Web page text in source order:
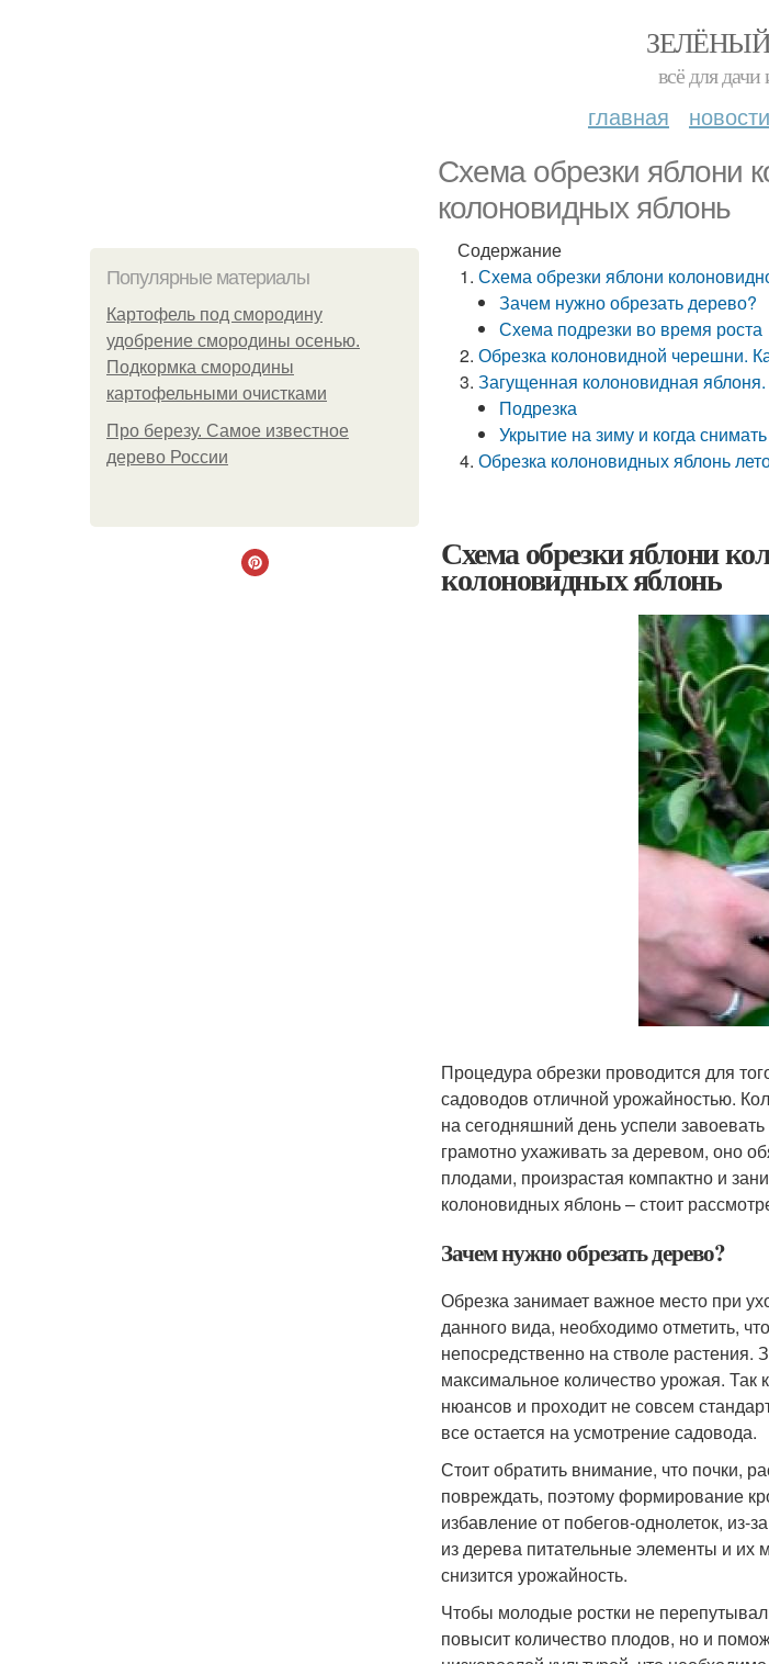
всё для дачи
главная новости
Схема обрезки яблони
колоновидных яблонь
Популярные материалы
Картофель под смородину
удобрение смородины осенью.
Подкормка смородины
картофельными очистками
Про березу. Самое известное
дерево России
Содержание
Схема обрезки яблони
Зачем нужно обрезать дерево?
Схема подрезки во время роста
Обрезка колоновидной черешни.
Загущенная колоновидная
Подрезка
Укрытие на зиму и когда снимать
Обрезка колоновидных яблонь
Схема обрезки яблони
колоновидных яблонь
Процедура обрезки проводится для
садоводов отличной урожайностью.
на сегодняшний день успели
грамотно ухаживать за деревом, оно
плодами, произрастая компактно и
колоновидных яблонь – стоит
Зачем нужно обрезать дерево?
Обрезка занимает важное место при
данного вида, необходимо отметить,
непосредственно на стволе растения.
максимальное количество урожая. Так
нюансов и проходит не совсем
все остается на усмотрение садовода.
Стоит обратить внимание, что почки,
повреждать, поэтому формирование
избавление от побегов-однолеток, из-
из дерева питательные элементы и их
снизится урожайность.
Чтобы молодые ростки не
повысит количество плодов, но и